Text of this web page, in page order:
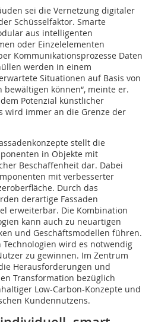
sei die Vernetzung digitaler
Schüsselfaktor. Smarte
aus intelligenten
oder Einzelelementen
Kommunikationsprozesse Daten
werden in einem
Situationen auf Basis von
können“, meinte er.
Potenzial künstlicher
wird immer an die Grenze der
stellt die
in Objekte mit
Beschaffenheit dar. Dabei
mit verbesserter
Durch das
derartige Fassaden
erweiterbar. Die Kombination
kann auch zu neuartigen
und Geschäftsmodellen führen.
wird es notwendig
zu gewinnen. Im Zentrum
Herausforderungen und
Transformation bezüglich
Low-Carbon-Konzepte und
Kundennutzens.